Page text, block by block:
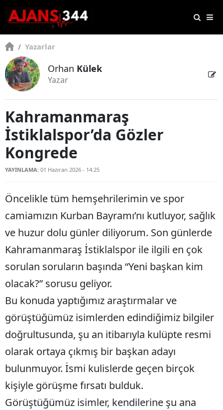
/ Yazarlar
Orhan Külek
Yazar
Kahramanmaraş
İstiklalspor’da Gözler
Kongrede
YAYINLAMA: 01 Haziran 2026 - 14:25
Öncelikle tüm hemşehrilerimin ve spor
camiamızın Kurban Bayramı’nı kutluyor, sağlık
ve huzur dolu günler diliyorum. Son günlerde
Kahramanmaraş İstiklalspor ile ilgili en çok
sorulan soruların başında “Yeni başkan kim
olacak?” sorusu geliyor.
Bu konuda yaptığımız araştırmalar ve
görüştüğümüz isimlerden edindiğimiz bilgiler
doğrultusunda, şu an itibarıyla kulüpte resmi
olarak ortaya çıkmış bir başkan adayı
bulunmuyor. İsmi kulislerde geçen birçok
kişiyle görüşme fırsatı bulduk.
Görüştüğümüz isimler, kendilerine şu ana